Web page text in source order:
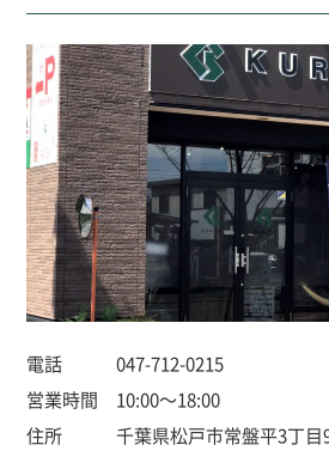
電話
047-712-0215
営業時間
10:00～18:00
住所
千葉県松戸市常盤平3丁目